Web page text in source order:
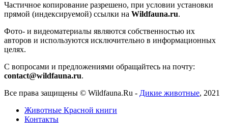
Частичное копирование разрешено, при условии установки
прямой (индексируемой) ссылки на Wildfauna.ru.
Фото- и видеоматериалы являются собственностью их
авторов и используются исключительно в информационных
целях.
С вопросами и предложениями обращайтесь на почту:
contact@wildfauna.ru.
Все права защищены © Wildfauna.Ru - Дикие животные, 2021
Животные Красной книги
Контакты